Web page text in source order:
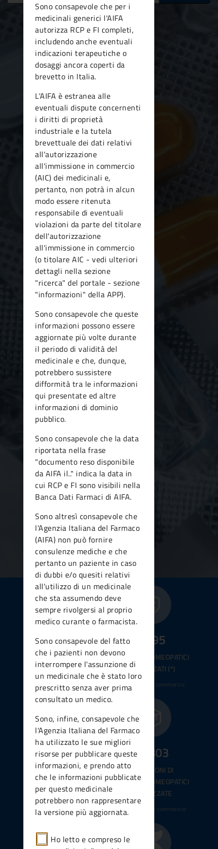
11.118
MEDICINALI ALLOPATICI
AUTORIZZATI (*)
di cui 9581 in commercio
1.595
MEDICINALI OMEOPATICI
AUTORIZZATI (*)
di cui 1120 in commercio
85.297
CONFEZIONI DI
MEDICINALI ALLOPATICI
AUTORIZZATE
di cui 21753 in commercio
74.303
CONFEZIONI DI
MEDICINALI OMEOPATICI
AUTORIZZATE
di cui 16866 in commercio
Sono consapevole che per i
medicinali generici l'AIFA
autorizza RCP e FI completi,
includendo anche eventuali
indicazioni terapeutiche o
dosaggi ancora coperti da
brevetto in Italia.
L'AIFA è estranea alle
eventuali dispute concernenti
i diritti di proprietà
industriale e la tutela
brevettuale dei dati relativi
all'autorizzazione
all'immissione in commercio
(AIC) dei medicinali e,
pertanto, non potrà in alcun
modo essere ritenuta
responsabile di eventuali
violazioni da parte del titolare
dell'autorizzazione
all'immissione in commercio
(o titolare AIC - vedi ulteriori
dettagli nella sezione
"ricerca" del portale - sezione
"informazioni" della APP).
Sono consapevole che queste
informazioni possono essere
aggiornate più volte durante
il periodo di validità del
medicinale e che, dunque,
potrebbero sussistere
difformità tra le informazioni
qui presentate ed altre
informazioni di dominio
pubblico.
Sono consapevole che la data
riportata nella frase
"documento reso disponibile
da AIFA il.." indica la data in
cui RCP e FI sono visibili nella
Banca Dati Farmaci di AIFA.
Sono altresì consapevole che
l'Agenzia Italiana del Farmaco
(AIFA) non può fornire
consulenze mediche e che
pertanto un paziente in caso
di dubbi e/o quesiti relativi
all'utilizzo di un medicinale
che sta assumendo deve
sempre rivolgersi al proprio
medico curante o farmacista.
Sono consapevole del fatto
che i pazienti non devono
interrompere l'assunzione di
un medicinale che è stato loro
prescritto senza aver prima
consultato un medico.
Sono, infine, consapevole che
l'Agenzia Italiana del Farmaco
ha utilizzato le sue migliori
risorse per pubblicare queste
informazioni, e prendo atto
che le informazioni pubblicate
per questo medicinale
potrebbero non rappresentare
la versione più aggiornata.
Ho letto e compreso le